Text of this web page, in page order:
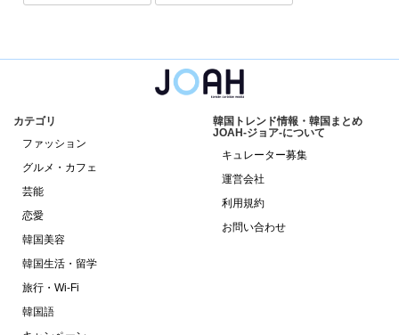
カテゴリ
ファッション
グルメ・カフェ
芸能
恋愛
韓国美容
韓国生活・留学
旅行・Wi-Fi
韓国語
韓国トレンド情報・韓国まとめ
JOAH-ジョア-について
キュレーター募集
運営会社
利用規約
お問い合わせ